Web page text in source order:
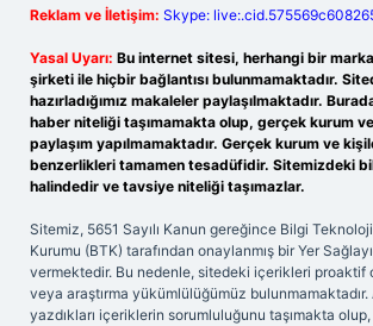
Reklam ve İletişim: Skype:
Yasal Uyarı: Bu internet sitesi, herhangi bir
şirketi ile hiçbir bağlantısı bulunmamaktadır.
hazırladığımız makaleler paylaşılmaktadır.
haber niteliği taşımamakta olup, gerçek kurum
paylaşım yapılmamaktadır. Gerçek kurum ve
benzerlikleri tamamen tesadüfidir. Sitemizdeki
halindedir ve tavsiye niteliği taşımazlar.
Sitemiz, 5651 Sayılı Kanun gereğince Bilgi
Kurumu (BTK) tarafından onaylanmış bir Yer
vermektedir. Bu nedenle, sitedeki içerikleri proaktif
veya araştırma yükümlülüğümüz
yazdıkları içeriklerin sorumluluğunu taşımakta